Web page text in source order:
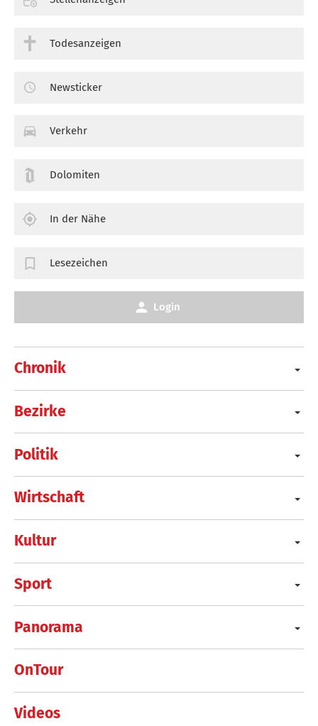
Chronik
Bezirke
Politik
Wirtschaft
Kultur
Sport
Panorama
OnTour
Videos
Todesanzeigen
Newsticker
Verkehr
Dolomiten
In der Nähe
Lesezeichen
Login